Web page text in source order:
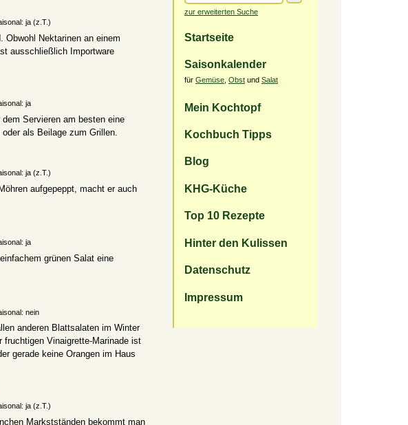
zur erweiterten Suche
Startseite
Saisonkalender
für Gemüse Obst und Salat
Mein Kochtopf
Kochbuch Tipps
Blog
KHG-Küche
Top 10 Rezepte
Hinter den Kulissen
Datenschutz
Impressum
ja (z.T.)
Obwohl Nektarinen an einem
ausschließlich Importware
ja
Servieren am besten eine
als Beilage zum Grillen.
ja (z.T.)
aufgepeppt, macht er auch
ja
grünen Salat eine
nein
anderen Blattsalaten im Winter
Vinaigrette-Marinade ist
gerade keine Orangen im Haus
ja (z.T.)
Markstständen bekommt man